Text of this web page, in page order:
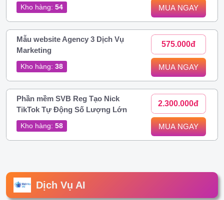
Kho hàng: 54 MUA NGAY
Mẫu website Agency 3 Dịch Vụ
Marketing
Kho hàng: 38
575.000đ
MUA NGAY
Phần mềm SVB Reg Tạo Nick
TikTok Tự Động Số Lượng Lớn
Kho hàng: 58
2.300.000đ
MUA NGAY
Dịch Vụ AI